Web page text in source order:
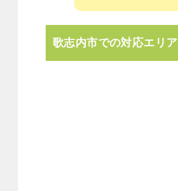
歌志内市での対応エリア